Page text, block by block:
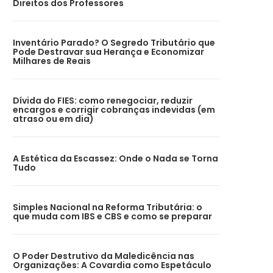
Direitos dos Professores
Inventário Parado? O Segredo Tributário que
Pode Destravar sua Herança e Economizar
Milhares de Reais
Dívida do FIES: como renegociar, reduzir
encargos e corrigir cobranças indevidas (em
atraso ou em dia)
A Estética da Escassez: Onde o Nada se Torna
Tudo
Simples Nacional na Reforma Tributária: o
que muda com IBS e CBS e como se preparar
O Poder Destrutivo da Maledicência nas
Organizações: A Covardia como Espetáculo